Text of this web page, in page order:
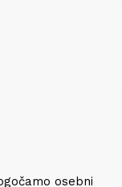
osebni